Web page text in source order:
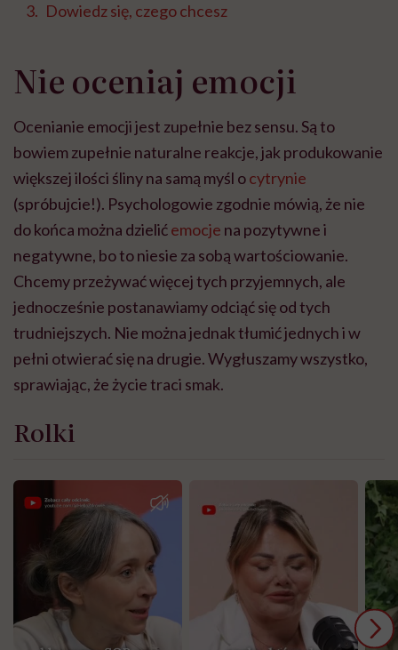
Dowiedz się, czego chcesz
Nie oceniaj emocji
Ocenianie emocji jest zupełnie bez sensu. Są to
bowiem zupełnie naturalne reakcje, jak produkowanie
większej ilości śliny na samą myśl ocytrynie
(spróbujcie!). Psychologowie zgodnie mówią, że nie
do końca można dzielićemocje na pozytywne i
negatywne, bo to niesie za sobą wartościowanie.
Chcemy przeżywać więcej tych przyjemnych, ale
jednocześnie postanawiamy odciąć się od tych
trudniejszych. Nie można jednak tłumić jednych i w
pełni otwierać się na drugie. Wygłuszamy wszystko,
sprawiając, że życie traci smak.
Rolki